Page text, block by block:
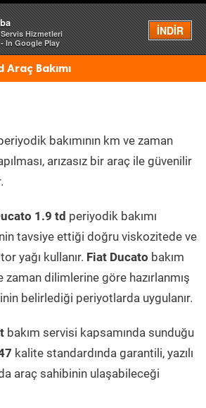
Hizmetleri
In Google Play
İNDİR
Menü
Bakımı
bakımının km ve zaman
arızasız bir araç ile güvenilir
1.9 td periyodik bakımı
tavsiye ettiği doğru viskozitede ve
yağı kullanır. Fiat Ducato bakım
dilimlerine göre hazırlanmış
belirlediği periyotlarda uygulanır.
bakım servisi kapsamında sunduğu
kalite standardında garantili, yazılı
araç sahibinin ulaşabileceği